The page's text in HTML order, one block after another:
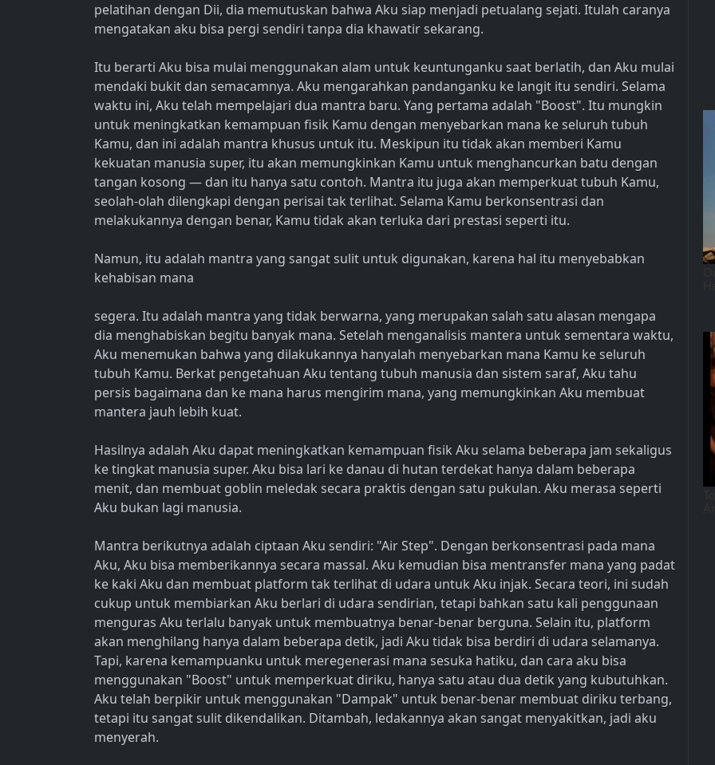
pelatihan dengan Dii, dia memutuskan bahwa Aku siap menjadi petualang sejati. Itulah caranya
mengatakan aku bisa pergi sendiri tanpa dia khawatir sekarang.
Itu berarti Aku bisa mulai menggunakan alam untuk keuntunganku saat berlatih, dan Aku mulai
mendaki bukit dan semacamnya. Aku mengarahkan pandanganku ke langit itu sendiri. Selama
waktu ini, Aku telah mempelajari dua mantra baru. Yang pertama adalah "Boost". Itu mungkin
untuk meningkatkan kemampuan fisik Kamu dengan menyebarkan mana ke seluruh tubuh
Kamu, dan ini adalah mantra khusus untuk itu. Meskipun itu tidak akan memberi Kamu
kekuatan manusia super, itu akan memungkinkan Kamu untuk menghancurkan batu dengan
tangan kosong — dan itu hanya satu contoh. Mantra itu juga akan memperkuat tubuh Kamu,
seolah-olah dilengkapi dengan perisai tak terlihat. Selama Kamu berkonsentrasi dan
melakukannya dengan benar, Kamu tidak akan terluka dari prestasi seperti itu.
Namun, itu adalah mantra yang sangat sulit untuk digunakan, karena hal itu menyebabkan
kehabisan mana
segera. Itu adalah mantra yang tidak berwarna, yang merupakan salah satu alasan mengapa
dia menghabiskan begitu banyak mana. Setelah menganalisis mantera untuk sementara waktu,
Aku menemukan bahwa yang dilakukannya hanyalah menyebarkan mana Kamu ke seluruh
tubuh Kamu. Berkat pengetahuan Aku tentang tubuh manusia dan sistem saraf, Aku tahu
persis bagaimana dan ke mana harus mengirim mana, yang memungkinkan Aku membuat
mantera jauh lebih kuat.
Hasilnya adalah Aku dapat meningkatkan kemampuan fisik Aku selama beberapa jam sekaligus
ke tingkat manusia super. Aku bisa lari ke danau di hutan terdekat hanya dalam beberapa
menit, dan membuat goblin meledak secara praktis dengan satu pukulan. Aku merasa seperti
Aku bukan lagi manusia.
Mantra berikutnya adalah ciptaan Aku sendiri: "Air Step". Dengan berkonsentrasi pada mana
Aku, Aku bisa memberikannya secara massal. Aku kemudian bisa mentransfer mana yang padat
ke kaki Aku dan membuat platform tak terlihat di udara untuk Aku injak. Secara teori, ini sudah
cukup untuk membiarkan Aku berlari di udara sendirian, tetapi bahkan satu kali penggunaan
menguras Aku terlalu banyak untuk membuatnya benar-benar berguna. Selain itu, platform
akan menghilang hanya dalam beberapa detik, jadi Aku tidak bisa berdiri di udara selamanya.
Tapi, karena kemampuanku untuk meregenerasi mana sesuka hatiku, dan cara aku bisa
menggunakan "Boost" untuk memperkuat diriku, hanya satu atau dua detik yang kubutuhkan.
Aku telah berpikir untuk menggunakan "Dampak" untuk benar-benar membuat diriku terbang,
tetapi itu sangat sulit dikendalikan. Ditambah, ledakannya akan sangat menyakitkan, jadi aku
menyerah.